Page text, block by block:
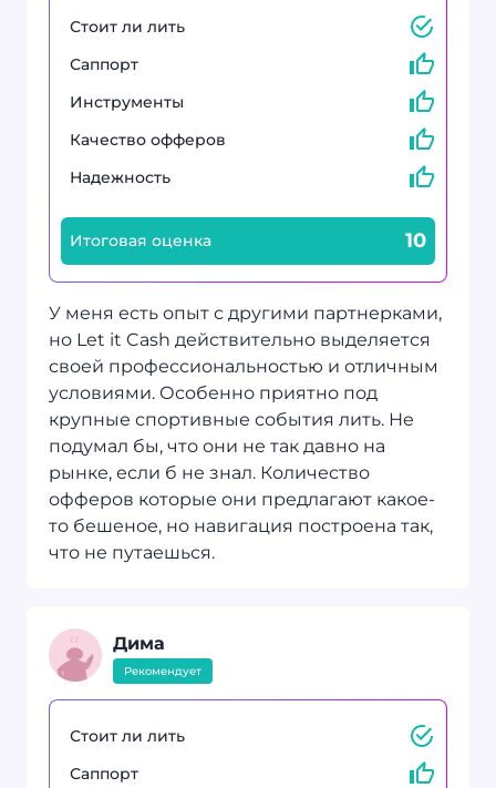
Стоит ли лить
Саппорт
Инструменты
Качество офферов
Надежность
Итоговая оценка 10
У меня есть опыт с другими партнерками,
но Let it Cash действительно выделяется
своей профессиональностью и отличным
условиями. Особенно приятно под
крупные спортивные события лить. Не
подумал бы, что они не так давно на
рынке, если б не знал. Количество
офферов которые они предлагают какое-
то бешеное, но навигация построена так,
что не путаешься.
Дима
Рекомендует
Стоит ли лить
Саппорт